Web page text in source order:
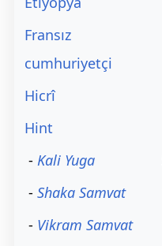
Fransız
cumhuriyetçi
Hicrî
Hint
- Kali Yuga
- Shaka Samvat
- Vikram Samvat